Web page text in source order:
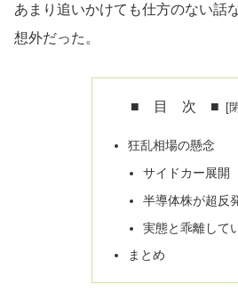
あまり追いかけても仕方のない話
想外だった。
■ 目 次 ■
狂乱相場の懸念
サイドカー展開
半導体株が超反
実態と乖離して
まとめ